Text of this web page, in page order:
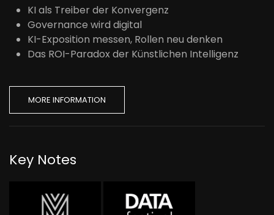
KI als Treiber der Konvergenz
Governance wird digital
KI-Exposition messen, Rollen neu denken
Das ROI-Paradox der Künstlichen Intelligenz
MORE INFORMATION
Key Notes